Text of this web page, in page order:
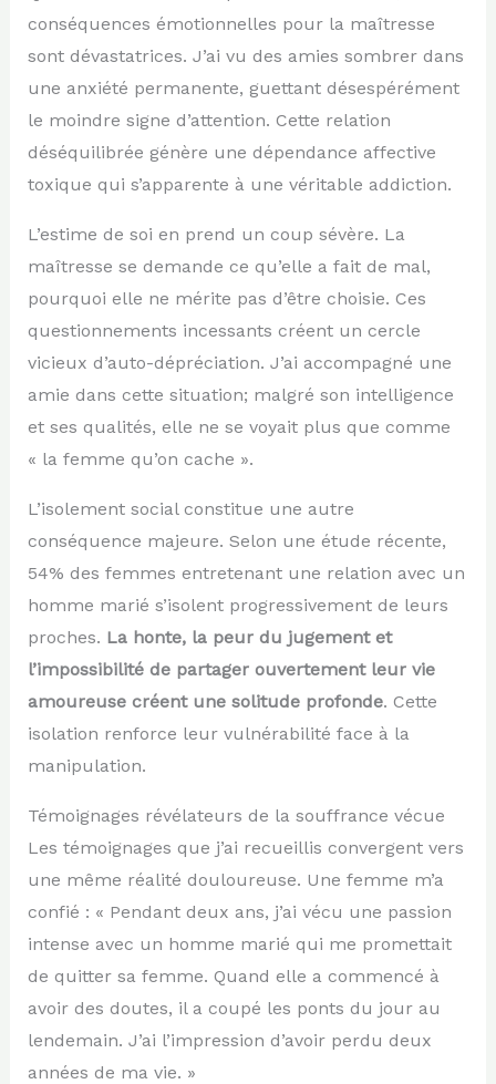
conséquences émotionnelles pour la maîtresse
sont dévastatrices. J’ai vu des amies sombrer dans
une anxiété permanente, guettant désespérément
le moindre signe d’attention. Cette relation
déséquilibrée génère une dépendance affective
toxique qui s’apparente à une véritable addiction.
L’estime de soi en prend un coup sévère. La
maîtresse se demande ce qu’elle a fait de mal,
pourquoi elle ne mérite pas d’être choisie. Ces
questionnements incessants créent un cercle
vicieux d’auto-dépréciation. J’ai accompagné une
amie dans cette situation; malgré son intelligence
et ses qualités, elle ne se voyait plus que comme
« la femme qu’on cache ».
L’isolement social constitue une autre
conséquence majeure. Selon une étude récente,
54% des femmes entretenant une relation avec un
homme marié s’isolent progressivement de leurs
proches. La honte, la peur du jugement et
l’impossibilité de partager ouvertement leur vie
amoureuse créent une solitude profonde. Cette
isolation renforce leur vulnérabilité face à la
manipulation.
Témoignages révélateurs de la souffrance vécue
Les témoignages que j’ai recueillis convergent vers
une même réalité douloureuse. Une femme m’a
confié : « Pendant deux ans, j’ai vécu une passion
intense avec un homme marié qui me promettait
de quitter sa femme. Quand elle a commencé à
avoir des doutes, il a coupé les ponts du jour au
lendemain. J’ai l’impression d’avoir perdu deux
années de ma vie. »